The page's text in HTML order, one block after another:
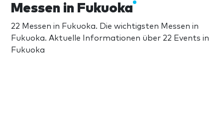
Messen in Fukuoka
22 Messen in Fukuoka. Die wichtigsten Messen in
Fukuoka. Aktuelle Informationen über 22 Events in
Fukuoka